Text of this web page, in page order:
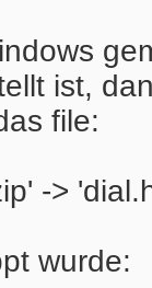
ist,
file:
->
wurde: